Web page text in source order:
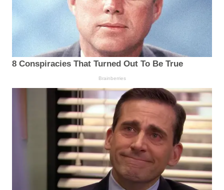
8 Conspiracies That Turned Out To Be True
Brainberries